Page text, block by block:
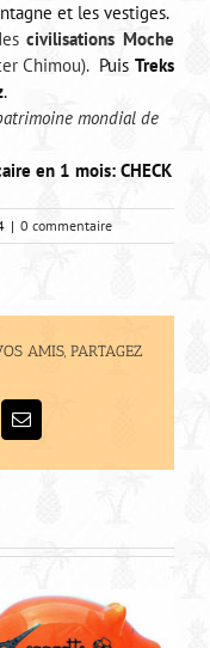
et les vestiges.
civilisations Moche
Chimou).Puis Treks
.
mondial de
en 1 mois: CHECK
| 0 commentaire
AMIS, PARTAGEZ
Email
de
sous le